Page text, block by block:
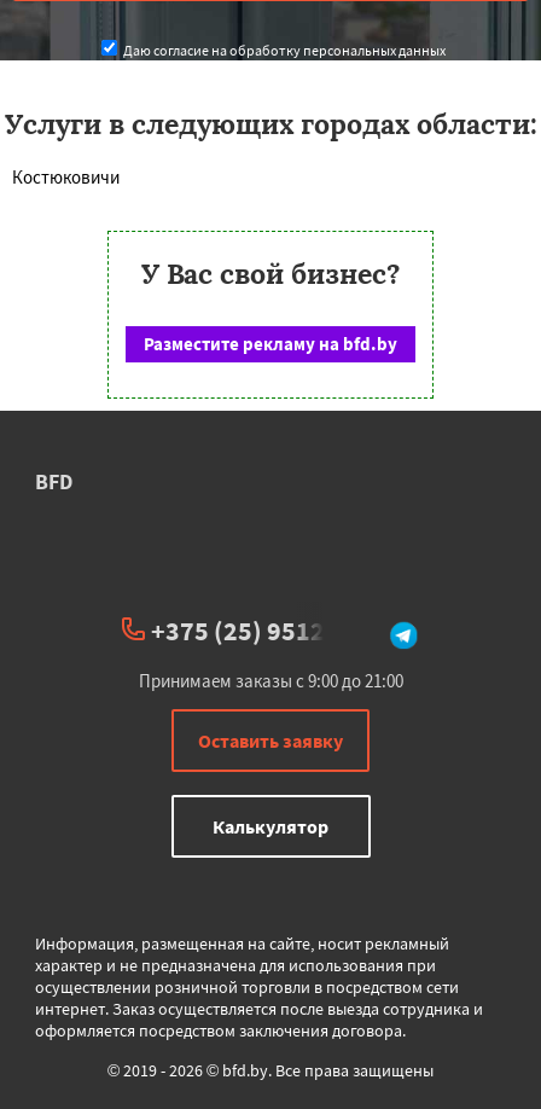
Даю согласие на обработку персональных данных
Услуги в следующих городах области:
Костюковичи
У Вас свой бизнес?
Разместите рекламу на bfd.by
BFD
+375 (25) 951234
Принимаем заказы с 9:00 до 21:00
Оставить заявку
Калькулятор
Информация, размещенная на сайте, носит рекламный
характер и не предназначена для использования при
осуществлении розничной торговли в посредством сети
интернет. Заказ осуществляется после выезда сотрудника и
оформляется посредством заключения договора.
© 2019 - 2026 © bfd.by. Все права защищены